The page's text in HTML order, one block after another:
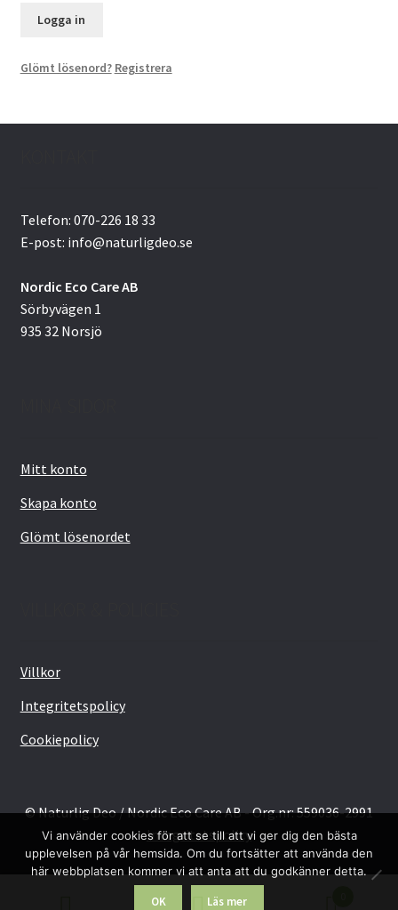
Glömt lösenord? Registrera
Telefon: 070-226 18 33
E-post: info@naturligdeo.se
Nordic Eco Care AB
Sörbyvägen 1
935 32 Norsjö
Mitt konto
Skapa konto
Glömt lösenordet
Villkor
Integritetspolicy
Cookiepolicy
© Naturlig Deo / Nordic Eco Care AB - Org.nr: 559036-2991
Integritetspolicy
Vi använder cookies för att se till att vi ger dig den bästa
upplevelsen på vår hemsida. Om du fortsätter att använda den
här webbplatsen kommer vi att anta att du godkänner detta.
OK Läs mer